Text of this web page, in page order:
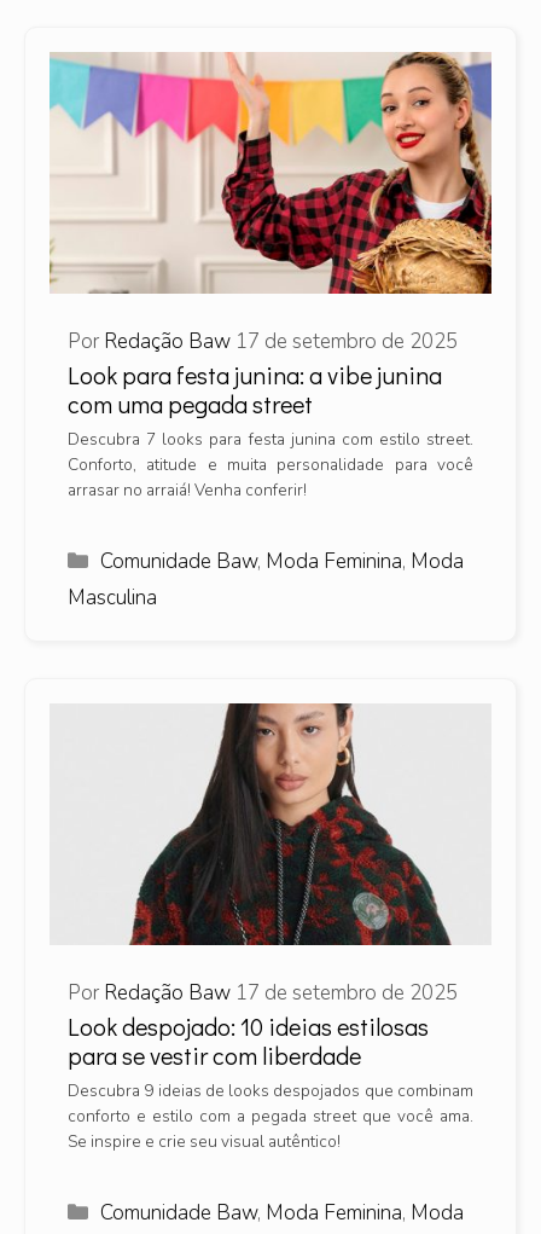
Look para festa junina: a vibe junina
com uma pegada street
Por Redação Baw 17 de setembro de 2025
Descubra 7 looks para festa junina com estilo street.
Conforto, atitude e muita personalidade para você
arrasar no arraiá! Venha conferir!
Categorias
Comunidade Baw, Moda Feminina, Moda
Masculina
Look despojado: 10 ideias estilosas
para se vestir com liberdade
Por Redação Baw 17 de setembro de 2025
Descubra 9 ideias de looks despojados que combinam
conforto e estilo com a pegada street que você ama.
Se inspire e crie seu visual autêntico!
Categorias
Comunidade Baw, Moda Feminina, Moda